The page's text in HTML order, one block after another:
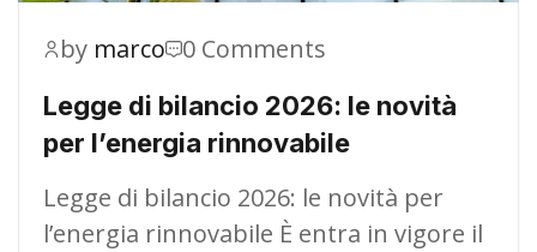
by marco 0 Comments
Legge di bilancio 2026: le novità
per l’energia rinnovabile
Legge di bilancio 2026: le novità per
l’energia rinnovabile È entra in vigore il